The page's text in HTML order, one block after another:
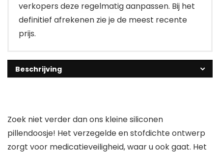
verkopers deze regelmatig aanpassen. Bij het
definitief afrekenen zie je de meest recente
prijs.
Beschrijving
Zoek niet verder dan ons kleine siliconen
pillendoosje! Het verzegelde en stofdichte ontwerp
zorgt voor medicatieveiligheid, waar u ook gaat. Het